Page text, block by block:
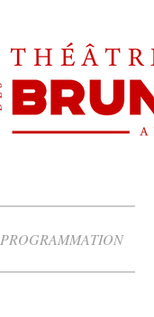
PROGRAMMATION